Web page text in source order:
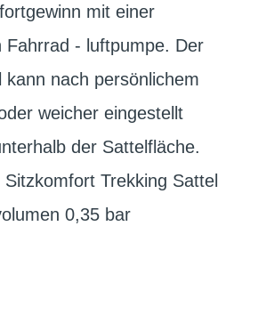
mit einer
Fahrrad - luftpumpe. Der
kann nach persönlichem
weicher eingestellt
der Sattelfläche.
Trekking Sattel
0,35 bar